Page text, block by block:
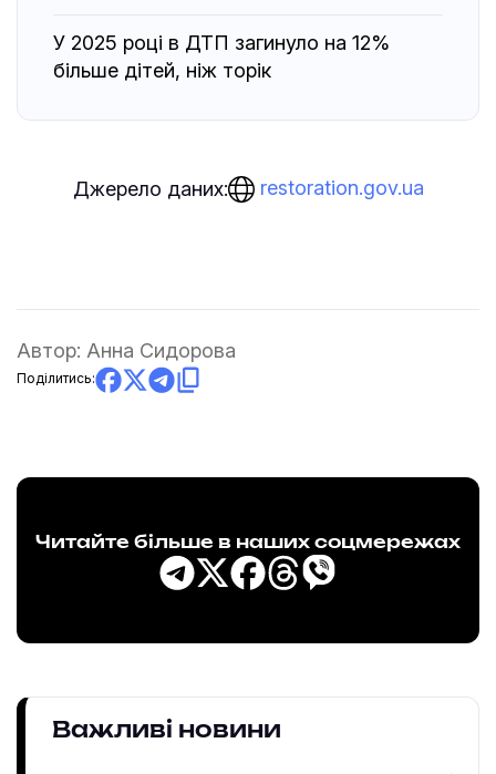
У 2025 році в ДТП загинуло на 12%
більше дітей, ніж торік
Джерело даних: restoration.gov.ua
Автор: Анна Сидорова
Поділитись:
Читайте більше в наших соцмережах
Важливі новини